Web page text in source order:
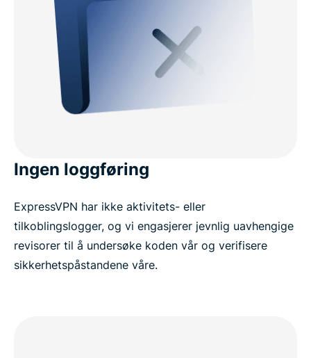
Ingen loggføring
ExpressVPN har ikke aktivitets- eller
tilkoblingslogger, og vi engasjerer jevnlig uavhengige
revisorer til å undersøke koden vår og verifisere
sikkerhetspåstandene våre.